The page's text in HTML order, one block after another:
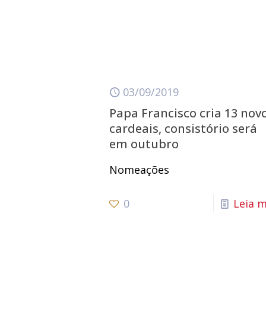
03/09/2019
Papa Francisco cria 13
cardeais, consistório será
em outubro
Nomeações
0 Leia